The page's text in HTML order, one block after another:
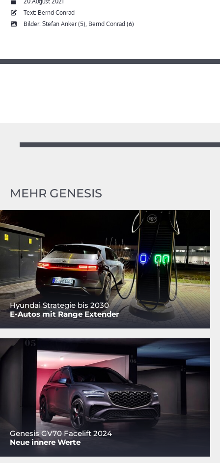
Text: Bernd Conrad
Bilder: Stefan Anker (5), Bernd Conrad (6)
MEHR GENESIS
Hyundai Strategie bis 2030
E-Autos mit Range Extender
Genesis GV70 Facelift 2024
Neue innere Werte